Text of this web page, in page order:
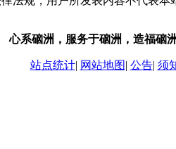
心系硇洲，服务于硇洲，造福硇
站点统计| 网站地图| 公告| 须